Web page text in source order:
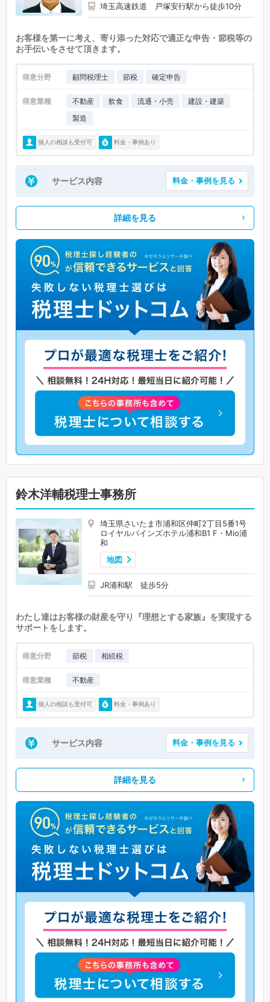
埼玉高速鉄道 戸塚安行駅から徒歩10分
お客様を第一に考え、寄り添った対応で適正な申告・節税等の
お手伝いをさせて頂きます。
得意分野 顧問税理士 節税 確定申告
得意業種 不動産 飲食 流通・小売
建設・建築
製造
個人の相談も受付可 料金・事例あり
サービス内容 料金・事例を見る
詳細を見る
鈴木洋輔税理士事務所
埼玉県さいたま市浦和区仲町2丁目5番1号
ロイヤルパインズホテル浦和B1 F・Mio浦
和
地図
JR浦和駅 徒歩5分
わたし達はお客様の財産を守り『理想とする家族』を実現する
サポートをします。
得意分野 節税 相続税
得意業種 不動産
個人の相談も受付可 料金・事例あり
サービス内容 料金・事例を見る
詳細を見る